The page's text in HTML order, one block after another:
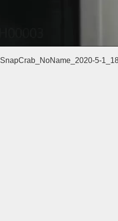
SnapCrab_NoName_2020-5-